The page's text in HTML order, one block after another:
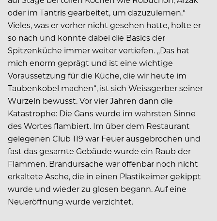
oder im Tantris gearbeitet, um dazuzulernen.“
Vieles, was er vorher nicht gesehen hatte, holte er
so nach und konnte dabei die Basics der
Spitzenküche immer weiter vertiefen. „Das hat
mich enorm geprägt und ist eine wichtige
Voraussetzung für die Küche, die wir heute im
Taubenkobel machen“, ist sich Weissgerber seiner
Wurzeln bewusst. Vor vier Jahren dann die
Katastrophe: Die Gans wurde im wahrsten Sinne
des Wortes flambiert. Im über dem Restaurant
gelegenen Club 119 war Feuer ausgebrochen und
fast das gesamte Gebäude wurde ein Raub der
Flammen. Brandursache war offenbar noch nicht
erkaltete Asche, die in einen Plastikeimer gekippt
wurde und wieder zu glosen begann. Auf eine
Neueröffnung wurde verzichtet.